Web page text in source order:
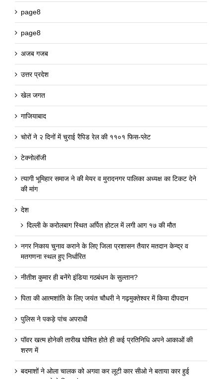
page8
page8
अजब गजब
उत्तर प्रदेश
खेल जगत
गाजियाबाद
चोरों ने २ दिनों में चुराई रैपिड रेल की ११०१ फिस-प्लेट
टेक्नोलॉजी
त्यागी भूमिहार समाज ने की मेयर व मुरादनगर पालिका अध्यक्ष का टिकट देने
की मांग
देश
दिल्ली के करोलबाग स्थित अर्पित होटल में लगी आग १७ की मौत
नगर निकाय चुनाव कराने के लिए जिला प्रशासन तैयार मतदान केन्द्र व
मतगणना स्थल हुए निर्धारित
नीतीश कुमार ही बनेंगे इंडिया गठबंधन के सुल्तान?
पिता की आत्मशांति के लिए जयंत चौधरी ने गढ़मुक्तेश्वर में किया दीपदान
पुलिस ने पकड़े पांच अपराधी
पॉवर खत्म होनेकी तारीख घोषित होते ही कई प्रतिनिधि अपने आकाओं की
शरण में
बदमाशों ने ओला चालक को अगवा कर लूटी कार सीओ ने बताया कार हुई